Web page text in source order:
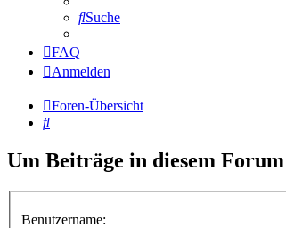
Suche
FAQ
Anmelden
Foren-Übersicht
Suche
Um Beiträge in diesem
Benutzername: